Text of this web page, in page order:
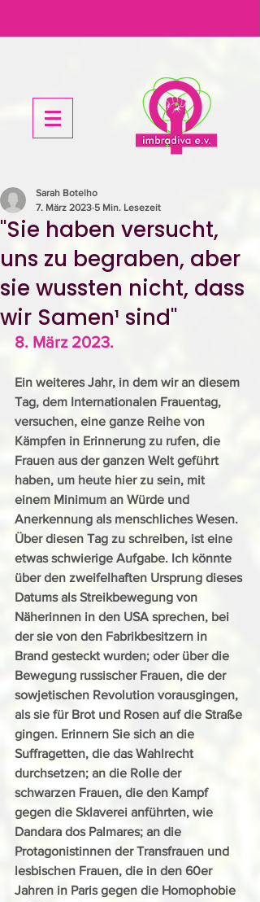
"Sie haben versucht,
uns zu begraben, aber
sie wussten nicht, dass
wir Samen¹ sind"
Sarah Botelho
7. März 2023 5 Min. Lesezeit
8. März 2023.
Ein weiteres Jahr, in dem wir an diesem
Tag, dem Internationalen Frauentag,
versuchen, eine ganze Reihe von
Kämpfen in Erinnerung zu rufen, die
Frauen aus der ganzen Welt geführt
haben, um heute hier zu sein, mit
einem Minimum an Würde und
Anerkennung als menschliches Wesen.
Über diesen Tag zu schreiben, ist eine
etwas schwierige Aufgabe. Ich könnte
über den zweifelhaften Ursprung dieses
Datums als Streikbewegung von
Näherinnen in den USA sprechen, bei
der sie von den Fabrikbesitzern in
Brand gesteckt wurden; oder über die
Bewegung russischer Frauen, die der
sowjetischen Revolution vorausgingen,
als sie für Brot und Rosen auf die Straße
gingen. Erinnern Sie sich an die
Suffragetten, die das Wahlrecht
durchsetzen; an die Rolle der
schwarzen Frauen, die den Kampf
gegen die Sklaverei anführten, wie
Dandara dos Palmares; an die
Protagonistinnen der Transfrauen und
lesbischen Frauen, die in den 60er
Jahren in Paris gegen die Homophobie